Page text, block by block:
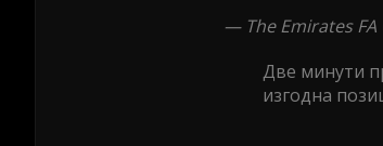
— The Emirates FA
Две минути
изгодна